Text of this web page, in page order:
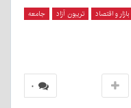
و اقتصاد تریبون آزاد جامعه
۰